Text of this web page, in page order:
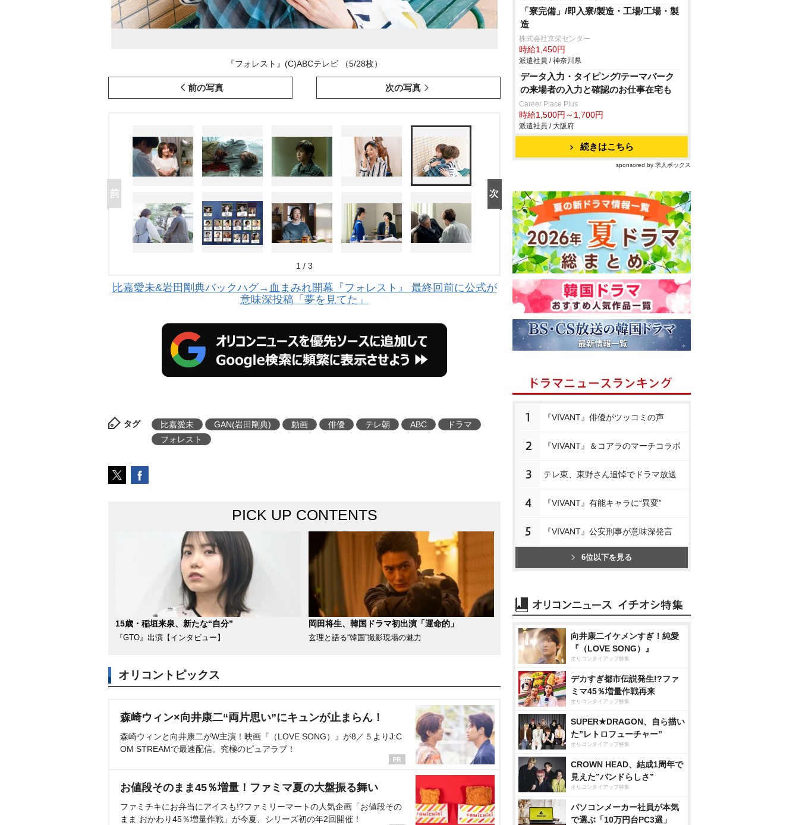
『フォレスト』(C)ABCテレビ （5/28枚）
前の写真 次の写真
1 / 3
比嘉愛未&岩田剛典バックハグ→血まみれ開幕『フォレスト』 最終回前に公式が
意味深投稿「夢を見てた」
タグ 比嘉愛未 GAN(岩田剛典) 動画 俳優 テレ朝 ABC
ドラマ
フォレスト
PICK UP CONTENTS
15歳・稲垣来泉、新たな“自分”
『GTO』出演【インタビュー】
岡田将生、韓国ドラマ初出演「運命的」
玄理と語る“韓国”撮影現場の魅力
オリコントピックス
森崎ウィン×向井康二“両片思い”にキュンが止まらん！
森崎ウィンと向井康二がW主演！映画『（LOVE SONG）』が8／５よりJ:C
OM STREAMで最速配信。究極のピュアラブ！
お値段そのまま45％増量！ファミマ夏の大盤振る舞い
ファミチキにお弁当にアイスも!?ファミリーマートの人気企画「お値段その
まま おかわり45％増量作戦」が今夏、シリーズ初の年2回開催！
「寮完備」/即入寮/製造・工場/工場・製
造
株式会社京栄センター
時給1,450円
派遣社員 / 神奈川県
データ入力・タイピング/テーマパーク
の来場者の入力と確認のお仕事在宅も
Career Place Plus
時給1,500円～1,700円
派遣社員 / 大阪府
続きはこちら
sponsored by 求人ボックス
1 『VIVANT』俳優がツッコミの声
2 『VIVANT』＆コアラのマーチコラボ
3 テレ東、東野さん追悼でドラマ放送
4 『VIVANT』有能キャラに“異変”
5 『VIVANT』公安刑事が意味深発言
6位以下を見る
向井康二イケメンすぎ！純愛
『（LOVE SONG）』
オリコンタイアップ特集
デカすぎ都市伝説発生!?ファ
ミマ45％増量作戦再来
オリコンタイアップ特集
SUPER★DRAGON、自ら描い
た”レトロフューチャー”
オリコンタイアップ特集
CROWN HEAD、結成1周年で
見えた”バンドらしさ”
オリコンタイアップ特集
パソコンメーカー社員が本気
で選ぶ「10万円台PC3選」